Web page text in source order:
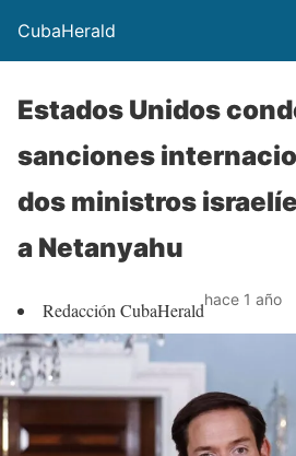
CubaHerald
Estados Unidos
sanciones
dos ministros
a Netanyahu
Redacción CubaHeraldhace 1 año